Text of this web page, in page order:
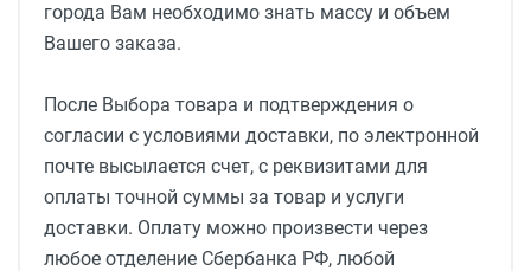
города Вам необходимо знать массу и объем
Вашего заказа.
После Выбора товара и подтверждения о
согласии с условиями доставки, по электронной
почте высылается счет, с реквизитами для
оплаты точной суммы за товар и услуги
доставки. Оплату можно произвести через
любое отделение Сбербанка РФ, любой